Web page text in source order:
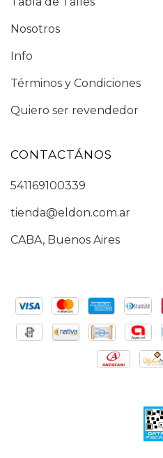
Nosotros
Info
Términos y Condiciones
Quiero ser revendedor
CONTACTÁNOS
541169100339
tienda@eldon.com.ar
CABA, Buenos Aires